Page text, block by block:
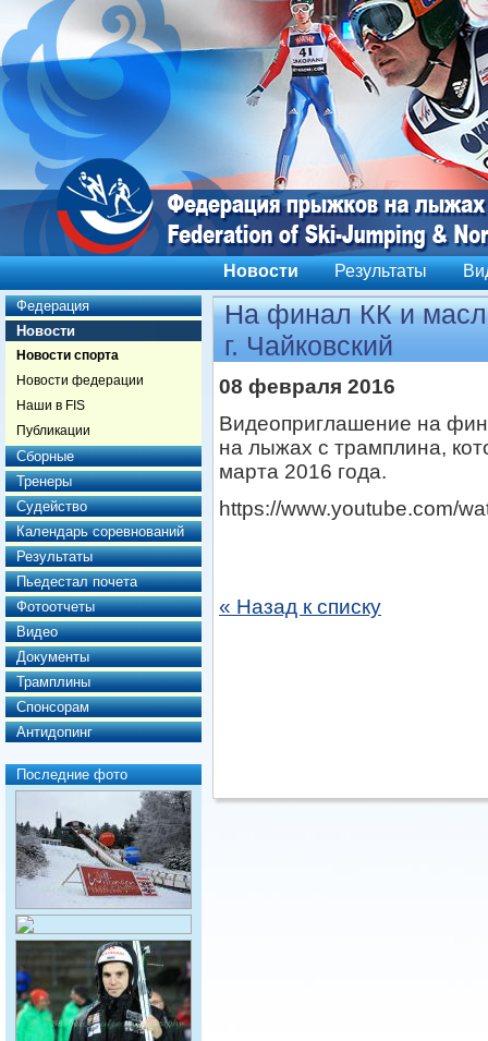
Новости Результаты
Федерация
Новости
Новости спорта
Новости федерации
Наши в FIS
Публикации
Сборные
Тренеры
Судейство
Календарь соревнований
Результаты
Пьедестал почета
Фотоотчеты
Видео
Документы
Трамплины
Спонсорам
Антидопинг
Последние фото
На финал КК и
г. Чайковский
08 февраля 2016
Видеоприглашение на
на лыжах с трамплина,
марта 2016 года.
https://www.youtube.com/
« Назад к списку